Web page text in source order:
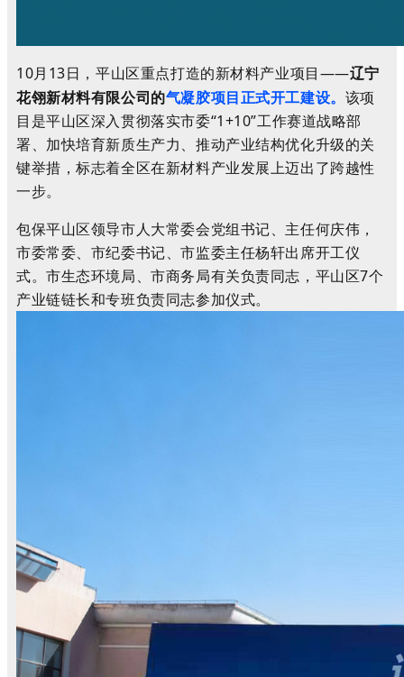
10月13日，平山区重点打造的新材料产业项目——辽宁
花翎新材料有限公司的气凝胶项目正式开工建设。 该项
目是平山区深入贯彻落实市委“1+10”工作赛道战略部
署、加快培育新质生产力、推动产业结构优化升级的关
键举措，标志着全区在新材料产业发展上迈出了跨越性
一步。
包保平山区领导市人大常委会党组书记、主任何庆伟，
市委常委、市纪委书记、市监委主任杨轩出席开工仪
式。市生态环境局、市商务局有关负责同志，平山区7个
产业链链长和专班负责同志参加仪式。